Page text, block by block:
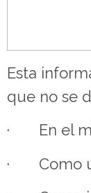
Esta
que no se
· En el
· Como